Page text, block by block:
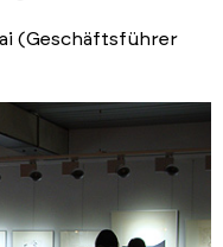
(Geschäftsführer